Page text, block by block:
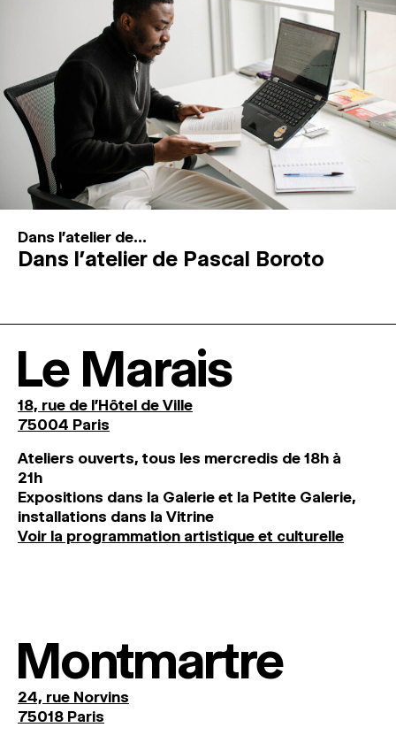
Dans l'atelier de...
Dans l’atelier de Pascal Boroto
Le Marais
18, rue de l'Hôtel de Ville
75004 Paris
Ateliers ouverts, tous les mercredis de 18h à
21h
Expositions dans la Galerie et la Petite Galerie,
installations dans la Vitrine
Voir la programmation artistique et culturelle
Montmartre
24, rue Norvins
75018 Paris